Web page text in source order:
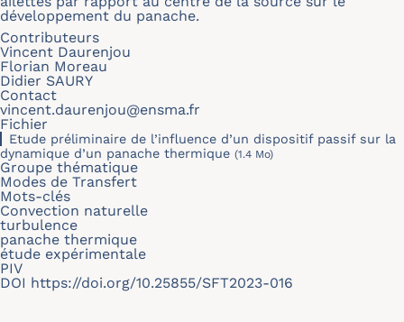
développement du panache.
Contributeurs
Vincent Daurenjou
Florian Moreau
Didier SAURY
Contact
vincent.daurenjou@ensma.fr
Fichier
Etude préliminaire de l’influence d’un dispositif passif sur la
dynamique d’un panache thermique (1.4 Mo)
Groupe thématique
Modes de Transfert
Mots-clés
Convection naturelle
turbulence
panache thermique
étude expérimentale
PIV
DOI https://doi.org/10.25855/SFT2023-016